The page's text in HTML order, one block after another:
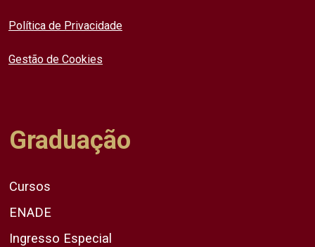
Política de Privacidade
Gestão de Cookies
Graduação
Cursos
ENADE
Ingresso Especial